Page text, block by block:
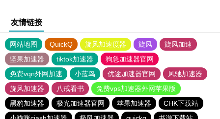
友情链接
网站地图 QuickQ 旋风加速度器 旋风
旋风加速
坚果加速器
tiktok加速器
狗急加速器官网
免费vqn外网加速
小蓝鸟 优途加速器官网
风驰加速器
旋风加速器
八戒看书
免费vps加速器外网苹果版
黑豹加速器
极光加速器官网 苹果加速器
CHK下载站